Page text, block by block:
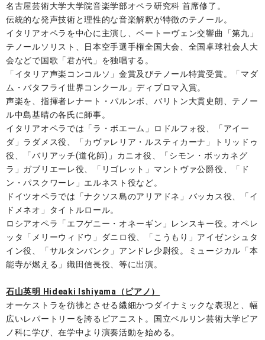
名古屋芸術大学大学院音楽学部オペラ研究科 首席修了。
伝統的な発声技術と理性的な音楽解釈が特徴のテノール。
イタリアオペラを中心に主演し、ベートーヴェン交響曲「第九」
テノールソリスト、日本空手選手権全国大会、全国卓球社会人大
会などで国歌「君が代」を独唱する。
「イタリア声楽コンコルソ」金賞及びテノール特賞受賞。「マダ
ム・バタフライ世界コンクール」ディプロマ入賞。
声楽を、指揮者レナート・パルンボ、バリトン大貫史朗、テノー
ル中島基晴の各氏に師事。
イタリアオペラでは「ラ・ボエーム」ロドルフォ役、「アイー
ダ」ラダメス役、「カヴァレリア・ルスティカーナ」トリッドゥ
役、「バリアッチ(道化師)」カニオ役、「シモン・ボッカネグ
ラ」ガブリエーレ役、「リゴレット」マントヴァ公爵役、「ド
ン・パスクワーレ」エルネスト役など。
ドイツオペラでは「ナクソス島のアリアドネ」バッカス役、「イ
ドメネオ」タイトルロール。
ロシアオペラ「エフゲニー・オネーギン」レンスキー役。オペレ
ッタ「メリーウィドウ」ダニロ役、「こうもり」アイゼンシュタ
イン役、「サルタンバンク」アンドレ少尉役。ミュージカル「本
能寺が燃える」織田信長役、等に出演。
石山英明 Hideaki Ishiyama（ピアノ）
オーケストラを彷彿とさせる繊細かつダイナミックな表現と、幅
広いレパートリーを誇るピアニスト。国立ベルリン芸術大学ピア
ノ科に学び、在学中より演奏活動を始める。